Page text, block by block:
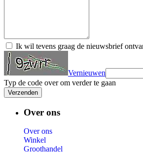
Ik wil tevens graag de nieuwsbrief
Vernieuwen
Typ de code over om verder te gaan
Verzenden
Over ons
Over ons
Winkel
Groothandel